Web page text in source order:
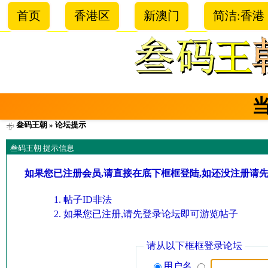
首页 香港区 新澳门 简洁:香港
叁码王朝 » 论坛提示
叁码王朝 提示信息
如果您已注册会员,请直接在底下框框登陆,如还没注册请
帖子ID非法
如果您已注册,请先登录论坛即可游览帖子
请从以下框框登录论坛
用户名